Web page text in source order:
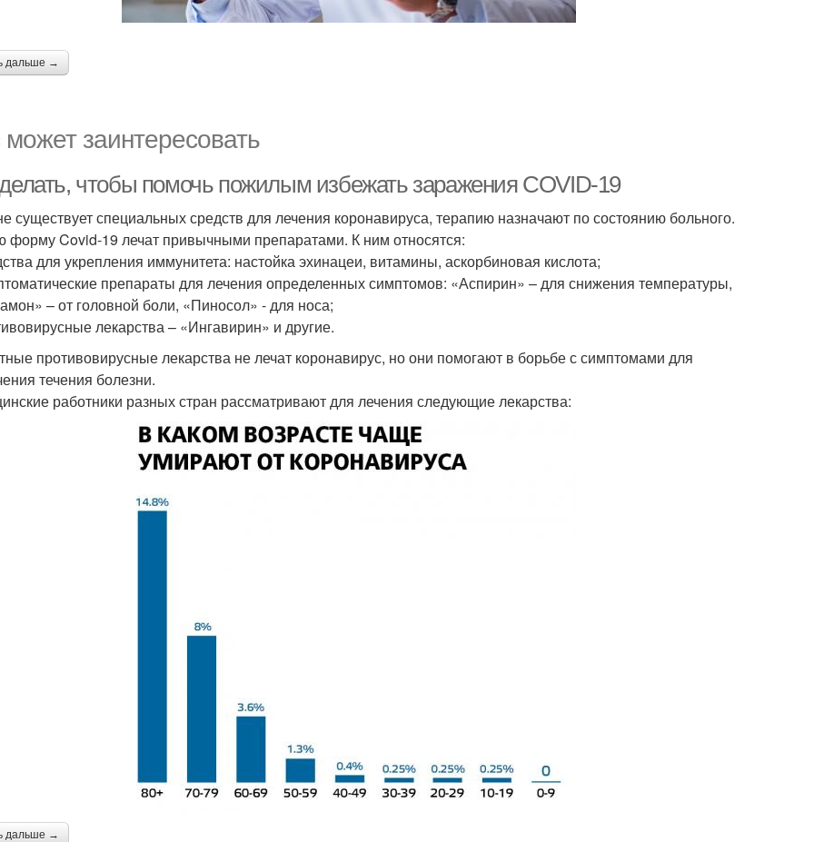
дальше →
заинтересовать
чтобы помочь пожилым избежать заражения COVID-19
существует специальных средств для лечения коронавируса, терапию назначают по состоянию больного.
форму Covid-19 лечат привычными препаратами. К ним относятся:
для укрепления иммунитета: настойка эхинацеи, витамины, аскорбиновая кислота;
препараты для лечения определенных симптомов: «Аспирин» – для снижения температуры,
– от головной боли, «Пиносол» - для носа;
лекарства – «Ингавирин» и другие.
противовирусные лекарства не лечат коронавирус, но они помогают в борьбе с симптомами для
течения болезни.
работники разных стран рассматривают для лечения следующие лекарства:
дальше →